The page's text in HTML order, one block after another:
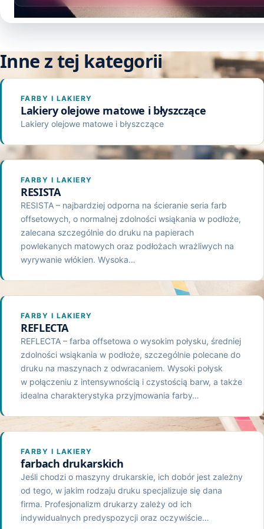
Inne z tej kategorii
FARBY I LAKIERY
Lakiery olejowe matowe i błyszczące
Lakiery olejowe matowe i błyszczące
FARBY I LAKIERY
RESISTA
RESISTA – najbardziej odporna na ścieranie seria farb
offsetowych, o normalnej zdolności wsiąkania w podłoże,
zalecana szczególnie do druku na papierach
powlekanych matowych oraz podłożach wrażliwych na
wyrywanie włókien. Wysoka…
FARBY I LAKIERY
REFLECTA
REFLECTA – farba offsetowa o wysokim połysku, średniej
zdolności wsiąkania w podłoże, szczególnie polecane do
druku na maszynach z odwracaniem. Wysoki połysk
w połączeniu z intensywnością i czystością barw, a także
idealna charakterystyka przyjmowania farby…
FARBY I LAKIERY
farbach drukarskich
Jeśli chodzi o maszyny drukarskie, ich dobór jest zależny
od tego, w jakim rodzaju druku specjalizuje się dana
firma. Profesjonalizm drukarzy zależy od ich
indywidualnych predyspozycji oraz oczywiście…